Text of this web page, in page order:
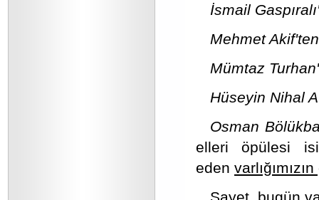
İsmail
Mehmet
Mümtaz
Hüseyin Nihal
Osman
elleri öpülesi
eden